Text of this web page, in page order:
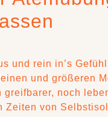
und rein in’s
und größeren
greifbarer, noch
Zeiten von